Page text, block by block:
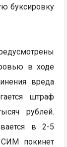
буксировку
в ходе
вреда
штраф
рублей.
в 2-5
СИМ покинет